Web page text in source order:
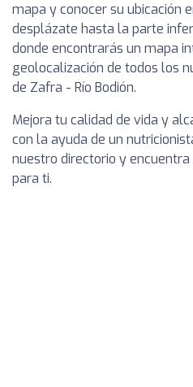
mapa y conocer su ubicación
desplázate hasta la parte
donde encontrarás un mapa
geolocalización de todos los
de Zafra - Río Bodión.
Mejora tu calidad de vida y
con la ayuda de un
nuestro directorio y
para ti.